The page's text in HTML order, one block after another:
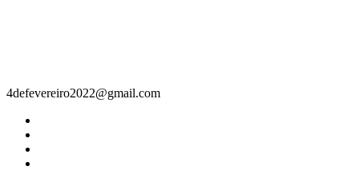
4defevereiro2022@gmail.com